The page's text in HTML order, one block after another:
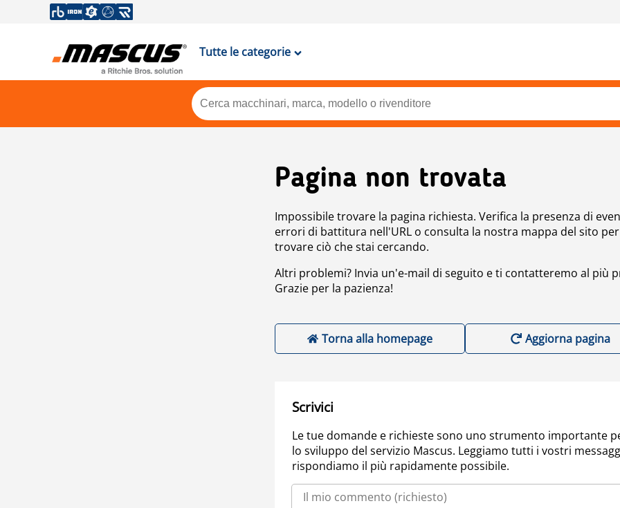
Tutte le categorie
Pagina non trovata
Impossibile trovare la pagina richiesta. Verifica la presenza di
errori di battitura nell'URL o consulta la nostra mappa del sito per
trovare ciò che stai cercando.
Altri problemi? Invia un'e-mail di seguito e ti contatteremo al più
Grazie per la pazienza!
Torna alla homepage Aggiorna pagina
Scrivici
Le tue domande e richieste sono uno strumento importante
lo sviluppo del servizio Mascus. Leggiamo tutti i vostri
rispondiamo il più rapidamente possibile.